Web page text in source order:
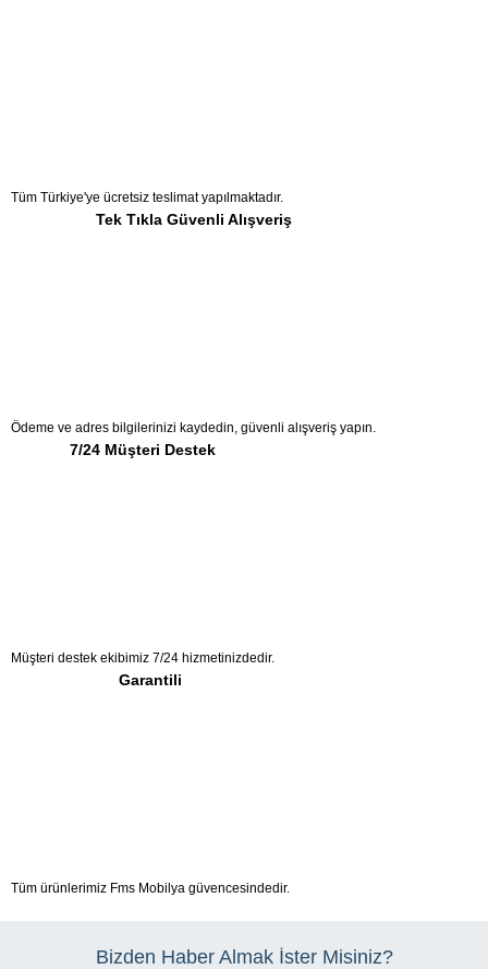
Tüm Türkiye'ye ücretsiz teslimat yapılmaktadır.
Tek Tıkla Güvenli Alışveriş
Ödeme ve adres bilgilerinizi kaydedin, güvenli alışveriş yapın.
7/24 Müşteri Destek
Müşteri destek ekibimiz 7/24 hizmetinizdedir.
Garantili
Tüm ürünlerimiz Fms Mobilya güvencesindedir.
Bizden Haber Almak İster Misiniz?